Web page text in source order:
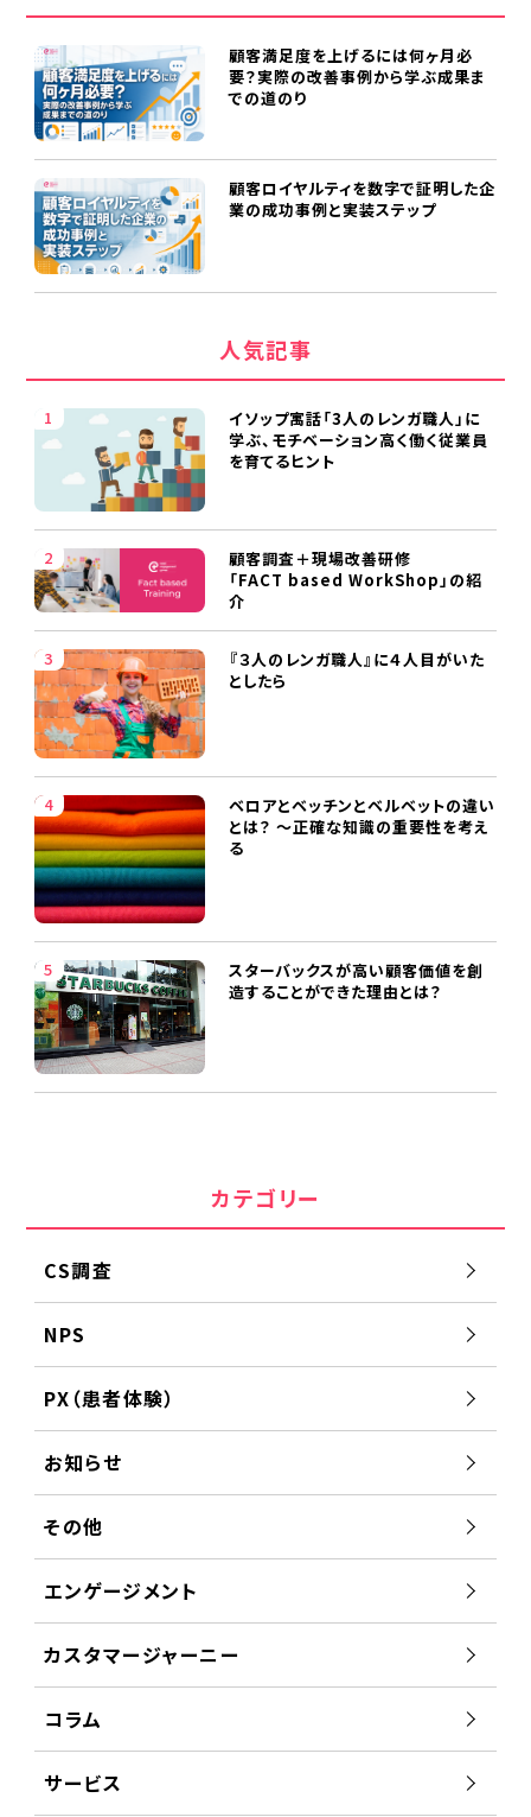
顧客満足度を上げるには何ヶ月必
要？実際の改善事例から学ぶ成果ま
での道のり
顧客ロイヤルティを数字で証明した企
業の成功事例と実装ステップ
人気記事
イソップ寓話「3人のレンガ職人」に
学ぶ、モチベーション高く働く従業員
を育てるヒント
顧客調査＋現場改善研修
「FACT based WorkShop」の紹
介
『３人のレンガ職人』に４人目がいた
としたら
ベロアとベッチンとベルベットの違い
とは？ ～正確な知識の重要性を考え
る
スターバックスが高い顧客価値を創
造することができた理由とは？
カテゴリー
CS調査
NPS
PX（患者体験）
お知らせ
その他
エンゲージメント
カスタマージャーニー
コラム
サービス